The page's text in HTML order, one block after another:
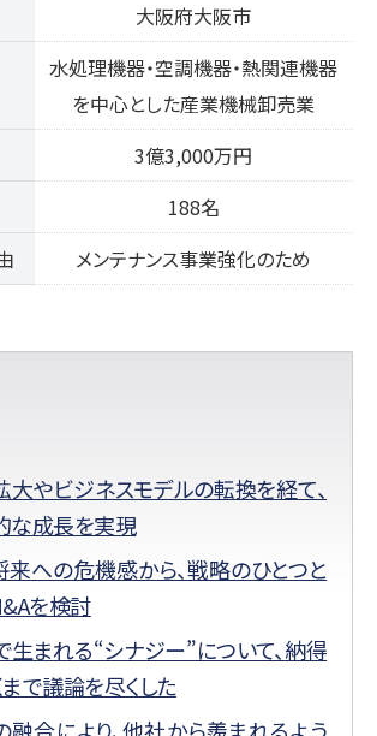
大阪府大阪市
水処理機器・空調機器・熱関連機器
を中心とした産業機械卸売業
3億3,000万円
188名
メンテナンス事業強化のため
大やビジネスモデルの転換を経て、
な成長を実現
来への危機感から、戦略のひとつと
を検討
生まれる“シナジー”について、納得
で議論を尽くした